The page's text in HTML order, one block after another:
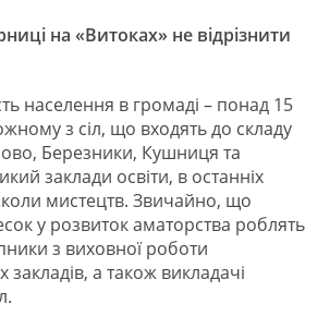
на «Витоках» не відрізнити
населення в громаді – понад 15
з сіл, що входять до складу
Березники, Кушниця та
заклади освіти, в останніх
мистецтв. Звичайно, що
у розвиток аматорства роблять
з виховної роботи
закладів, а також викладачі